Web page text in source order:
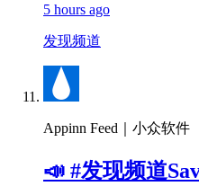
5 hours ago
发现频道
Appinn Feed｜小众软件
📣 #发现频道